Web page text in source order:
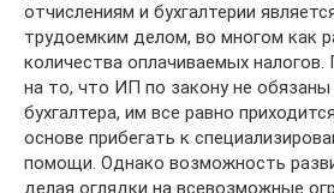
отчислениям и бухгалтерии
трудоемким делом, во многом как
количества оплачиваемых
на то, что ИП по закону не обязаны
бухгалтера, им все равно
основе прибегать к
помощи. Однако возможность
делая оглядки на всевозможные